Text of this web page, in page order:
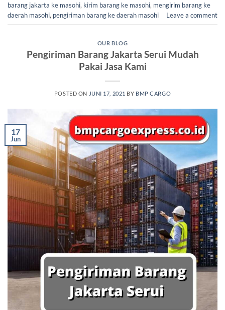
barang jakarta ke masohi, kirim barang ke masohi, mengirim barang ke
daerah masohi, pengiriman barang ke daerah masohi Leave a comment
OUR BLOG
Pengiriman Barang Jakarta Serui Mudah
Pakai Jasa Kami
POSTED ON JUNI 17, 2021 BY BMP CARGO
17
Jun